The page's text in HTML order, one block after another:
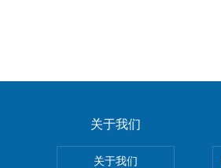
FUJITSU
关于我们
关于我们